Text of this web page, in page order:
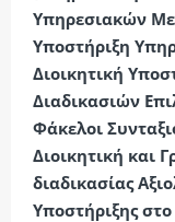
Υπηρεσιακών
Υποστήριξη
Διοικητική
Διαδικασιών
Φάκελοι
Διοικητική και
διαδικασίας
Υποστήριξης